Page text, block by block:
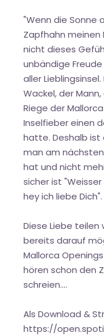
"Wenn die Sonne
Zapfhahn
nicht dieses
unbändige
aller
Wackel, der
Riege der
Inselfieber einen
hatte. Deshalb ist
man am
hat und nicht
sicher ist
hey ich liebe Dich".
Diese Liebe teilen
bereits darauf
Mallorca
hören schon den
schreien....
Als Download &
https://